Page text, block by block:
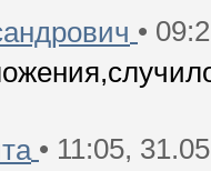
•
• 11:05,